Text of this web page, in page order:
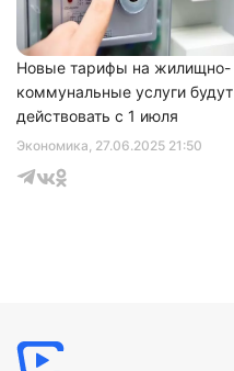
Экономика, 27.06.2025 21:50
Новые тарифы на жилищно-
коммунальные услуги будут
действовать с 1 июля